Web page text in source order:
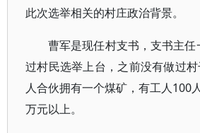
此次选举相关的村庄政治背景。
曹军是现任村支书，支书主任
过村民选举上台，之前没有做过
人合伙拥有一个煤矿，有工人100
万元以上。